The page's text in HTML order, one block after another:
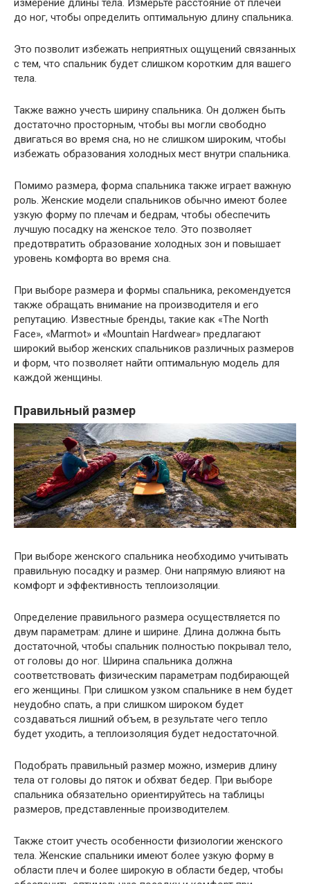
измерение длины тела. Измерьте расстояние от плечей
до ног, чтобы определить оптимальную длину спальника.
Это позволит избежать неприятных ощущений связанных
с тем, что спальник будет слишком коротким для вашего
тела.
Также важно учесть ширину спальника. Он должен быть
достаточно просторным, чтобы вы могли свободно
двигаться во время сна, но не слишком широким, чтобы
избежать образования холодных мест внутри спальника.
Помимо размера, форма спальника также играет важную
роль. Женские модели спальников обычно имеют более
узкую форму по плечам и бедрам, чтобы обеспечить
лучшую посадку на женское тело. Это позволяет
предотвратить образование холодных зон и повышает
уровень комфорта во время сна.
При выборе размера и формы спальника, рекомендуется
также обращать внимание на производителя и его
репутацию. Известные бренды, такие как «The North
Face», «Marmot» и «Mountain Hardwear» предлагают
широкий выбор женских спальников различных размеров
и форм, что позволяет найти оптимальную модель для
каждой женщины.
Правильный размер
При выборе женского спальника необходимо учитывать
правильную посадку и размер. Они напрямую влияют на
комфорт и эффективность теплоизоляции.
Определение правильного размера осуществляется по
двум параметрам: длине и ширине. Длина должна быть
достаточной, чтобы спальник полностью покрывал тело,
от головы до ног. Ширина спальника должна
соответствовать физическим параметрам подбирающей
его женщины. При слишком узком спальнике в нем будет
неудобно спать, а при слишком широком будет
создаваться лишний объем, в результате чего тепло
будет уходить, а теплоизоляция будет недостаточной.
Подобрать правильный размер можно, измерив длину
тела от головы до пяток и обхват бедер. При выборе
спальника обязательно ориентируйтесь на таблицы
размеров, представленные производителем.
Также стоит учесть особенности физиологии женского
тела. Женские спальники имеют более узкую форму в
области плеч и более широкую в области бедер, чтобы